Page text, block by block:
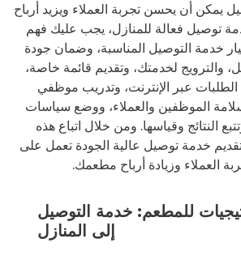
للمطعم: خدمة التوصيل
إلى المنازل
يمكن أن يحسن تجربة العملاء ويزيد أرباح
توصيل فعالة للمنازل، يجب عليك فهم
خدمة التوصيل المناسبة، وضمان جودة
والترويج لخدمتك، وتقديم قائمة خاصة،
الطلبات عبر الإنترنت، وتدريب موظفي
الموظفين والعملاء، ووضع سياسات
النتائج وقياسها. ومن خلال اتباع هذه
خدمة توصيل عالية الجودة تعمل على
العملاء وزيادة أرباح مطعمك.